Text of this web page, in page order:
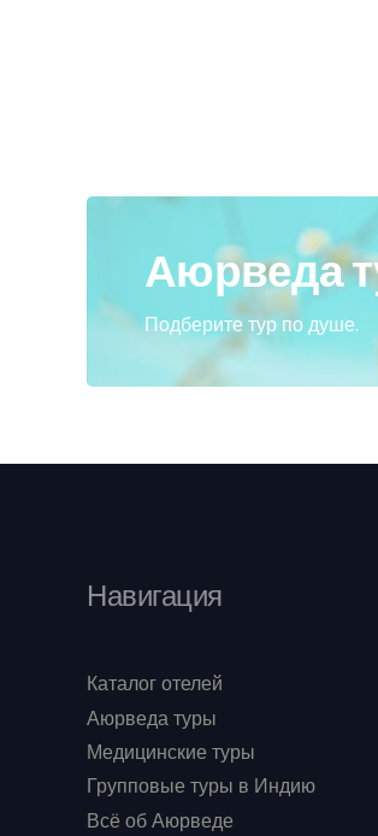
Аюрведа
Подберите тур по душе.
Навигация
Каталог отелей
Аюрведа туры
Медицинские туры
Групповые туры в Индию
Всё об Аюрведе